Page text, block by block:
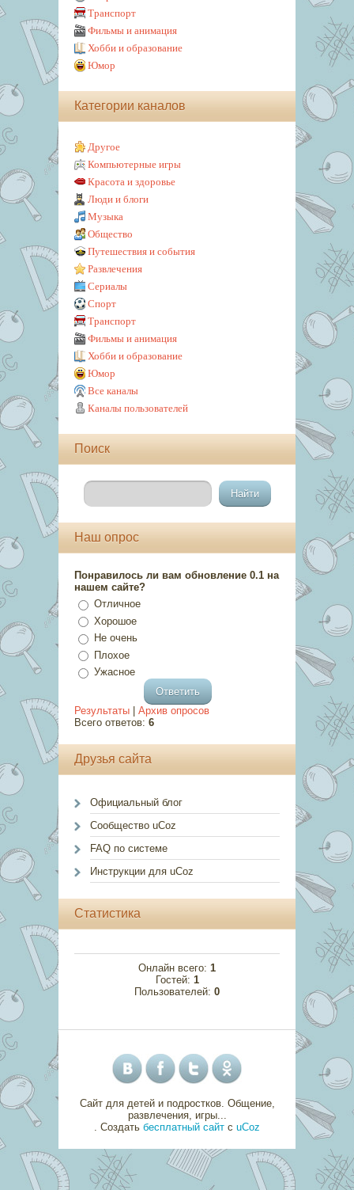
Транспорт
Фильмы и анимация
Хобби и образование
Юмор
Категории каналов
Другое
Компьютерные игры
Красота и здоровье
Люди и блоги
Музыка
Общество
Путешествия и события
Развлечения
Сериалы
Спорт
Транспорт
Фильмы и анимация
Хобби и образование
Юмор
Все каналы
Каналы пользователей
Поиск
Наш опрос
Понравилось ли вам обновление 0.1 на
нашем сайте?
Отличное
Хорошое
Не очень
Плохое
Ужасное
Результаты
Архив опросов
Всего ответов: 6
Друзья сайта
Официальный блог
Сообщество uCoz
FAQ по системе
Инструкции для uCoz
Статистика
Онлайн всего: 1
Гостей: 1
Пользователей: 0
Сайт для детей и подростков. Общение,
развлечения, игры...
Создать бесплатный сайт с uCoz